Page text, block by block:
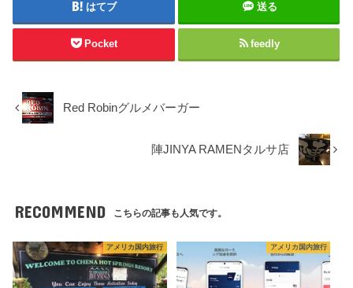
はてブ 送る
Pocket feedly
Red Robinグルメバーガー
陣JINYA RAMENタルサ店
RECOMMEND こちらの記事も人気です。
アメリカ国内旅行 アメリカ国内旅行